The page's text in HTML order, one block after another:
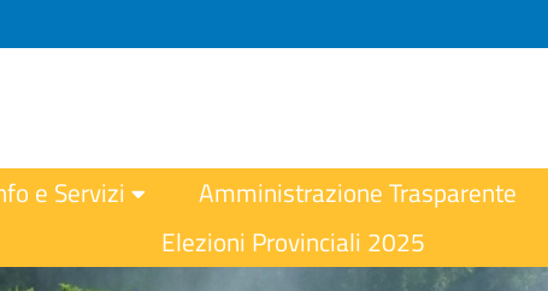
e Servizi Amministrazione Trasparente
Elezioni Provinciali 2025